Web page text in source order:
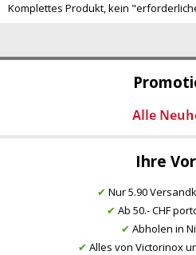
Ihre
✔ Nur 5.90
✔ Ab 50.- CHF
✔ Abholen in
✔ Alles von Victorinox
Komplettes Produkt, kein